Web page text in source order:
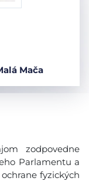
Mača
zodpovedne
Parlamentu a
ochrane fyzických